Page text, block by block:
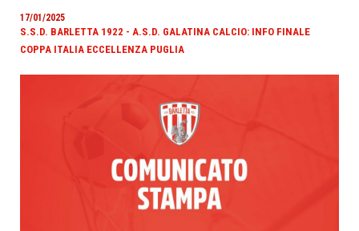
17/01/2025
S.S.D. BARLETTA 1922 - A.S.D. GALATINA CALCIO: INFO FINALE
COPPA ITALIA ECCELLENZA PUGLIA